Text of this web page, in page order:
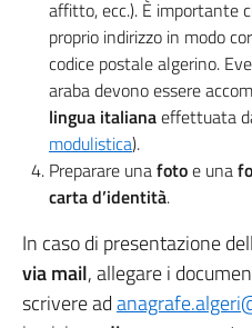
affitto, ecc.). È importante
proprio indirizzo in modo
codice postale algerino.
araba devono essere
lingua italianaeffettuata
modulistica).
Preparare unafotoe una
carta d’identità.
In caso di presentazione
via mail, allegare i
scrivere ad